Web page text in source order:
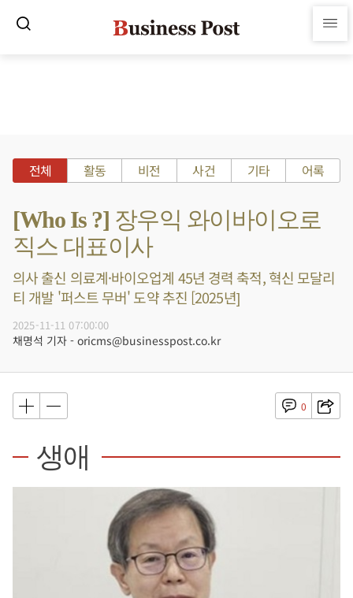
전체 활동 비전 사건 기타 어록
[Who Is ?] 장우익 와이바이오로
직스 대표이사
의사 출신 의료계·바이오업계 45년 경력 축적, 혁신 모달리
티 개발 '퍼스트 무버' 도약 추진 [2025년]
2025-11-11 07:00:00
채명석 기자 - oricms@businesspost.co.kr
0
생애